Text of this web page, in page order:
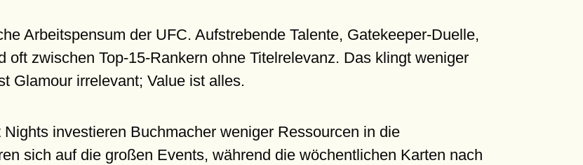
Arbeitspensum der UFC. Aufstrebende Talente, Gatekeeper-Duelle,
oft zwischen Top-15-Rankern ohne Titelrelevanz. Das klingt weniger
Glamour irrelevant; Value ist alles.
investieren Buchmacher weniger Ressourcen in die
sich auf die großen Events, während die wöchentlichen Karten nach